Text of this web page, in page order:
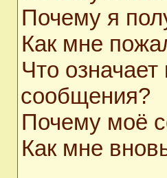
Почему я
Как мне
Что
сообщения?
Почему моё
Как мне